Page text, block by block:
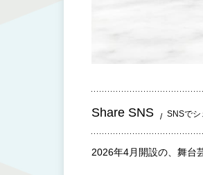
Share SNS SNSでシ
2026年4月開設の、舞台